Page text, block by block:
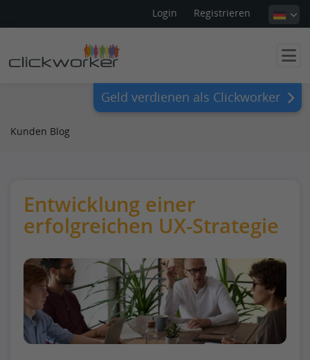
Login Registrieren
Geld verdienen als Clickworker
Kunden Blog
Entwicklung einer
erfolgreichen UX-Strategie